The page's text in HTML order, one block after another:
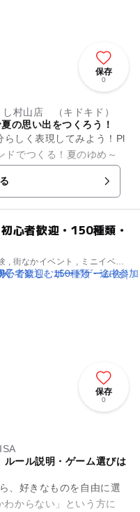
保存
0
し村山店 （キドキド）
の思い出をつくろう！
しく表現してみよう！Pl
でつくる！夏のゆめ～
...
心者歓迎・150種類・
, 街なかイベント , ミニイベン
保存
0
ール説明・ゲーム選びは
、好きなものを自由に選